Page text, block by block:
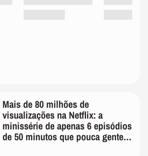
Mais de 80 milhões de
visualizações na Netflix: a
minissérie de apenas 6 episódios
de 50 minutos que pouca gente